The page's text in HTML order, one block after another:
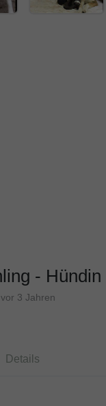
- Hündin
vor 3 Jahren
Details